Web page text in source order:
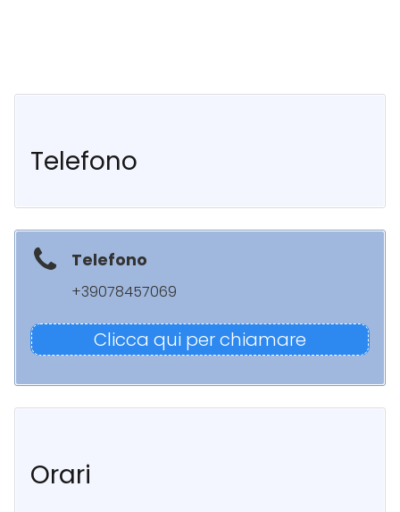
Telefono
Telefono
+39078457069
Clicca qui per chiamare
Orari